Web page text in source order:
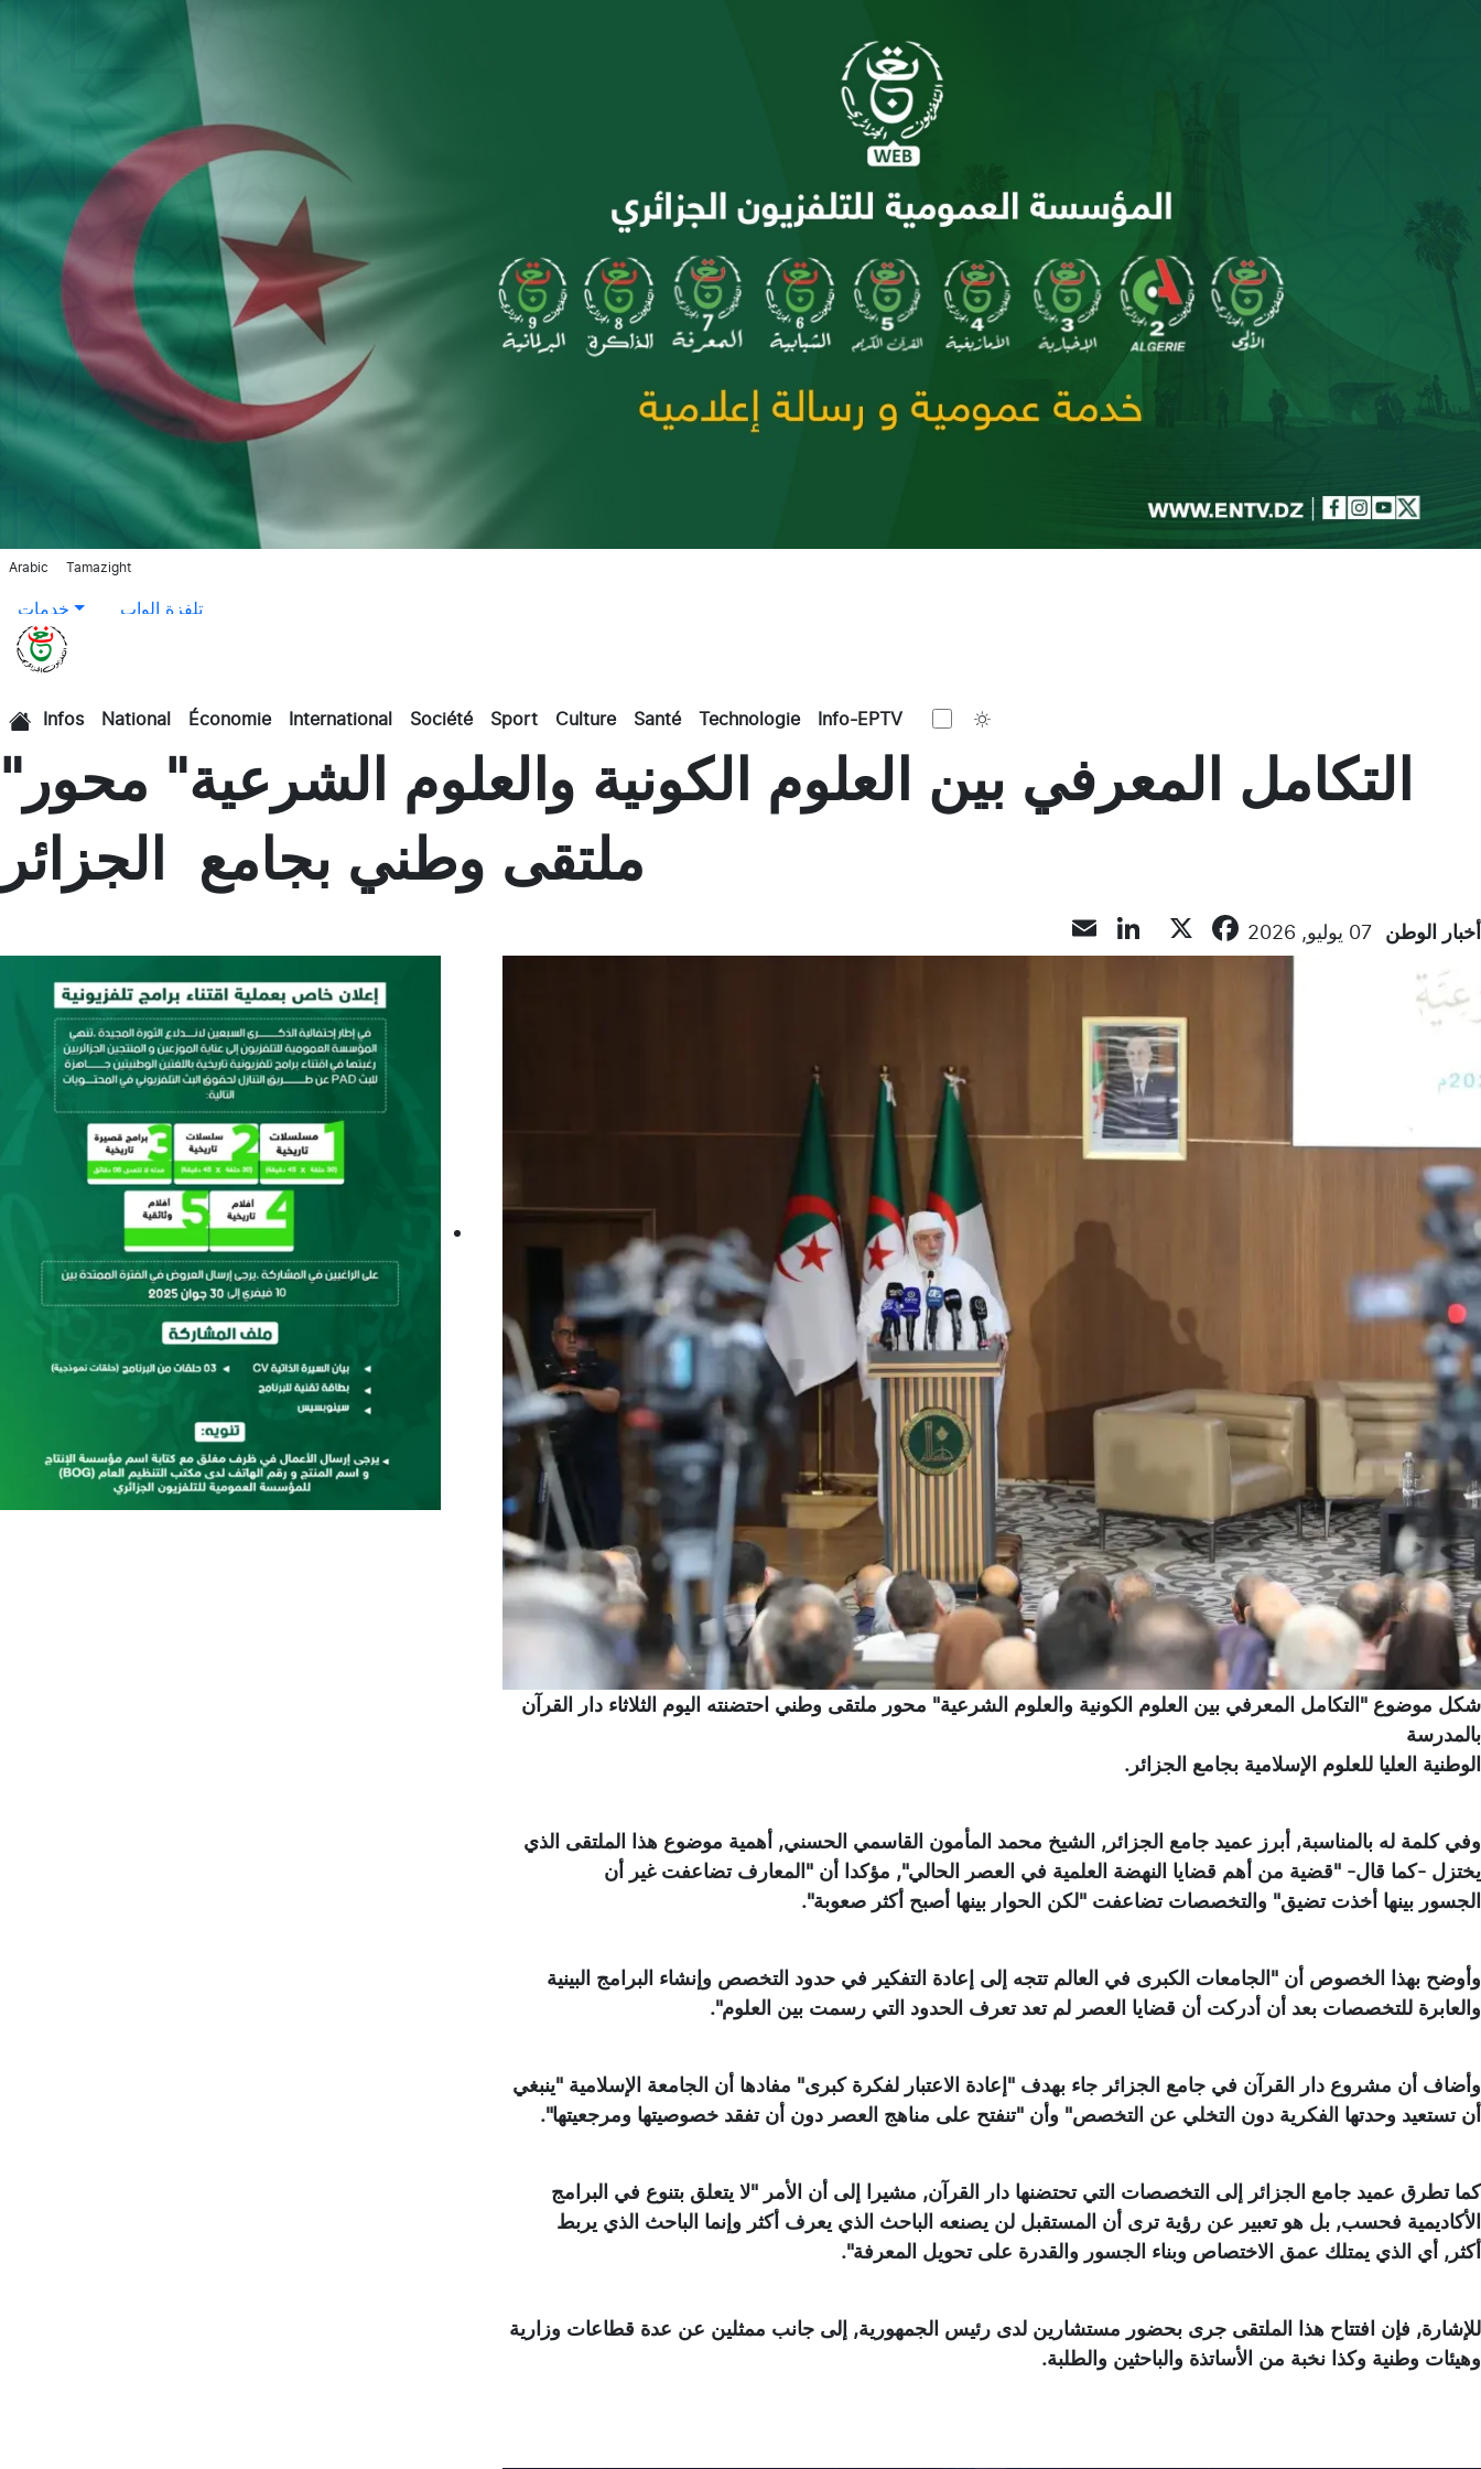
Aller au contenu principal
Arabic Tamazight
خدمات تلفزة الواب
الرئيسية
Infos National Économie International Société Sport Culture Santé Technologie Info-EPTV
"التكامل المعرفي بين العلوم الكونية والعلوم الشرعية" محور
ملتقى وطني بجامع الجزائر
أخبار الوطن 07 يوليو, 2026 Facebook
LinkedIn
شكل موضوع "التكامل المعرفي بين العلوم الكونية والعلوم الشرعية" محور ملتقى وطني احتضنته اليوم الثلاثاء دار القرآن
بالمدرسة
الوطنية العليا للعلوم الإسلامية بجامع الجزائر.
وفي كلمة له بالمناسبة, أبرز عميد جامع الجزائر, الشيخ محمد المأمون القاسمي الحسني, أهمية موضوع هذا الملتقى الذي
يختزل -كما قال- "قضية من أهم قضايا النهضة العلمية في العصر الحالي", مؤكدا أن "المعارف تضاعفت غير أن
الجسور بينها أخذت تضيق" والتخصصات تضاعفت "لكن الحوار بينها أصبح أكثر صعوبة".
وأوضح بهذا الخصوص أن "الجامعات الكبرى في العالم تتجه إلى إعادة التفكير في حدود التخصص وإنشاء البرامج البينية
والعابرة للتخصصات بعد أن أدركت أن قضايا العصر لم تعد تعرف الحدود التي رسمت بين العلوم".
وأضاف أن مشروع دار القرآن في جامع الجزائر جاء بهدف "إعادة الاعتبار لفكرة كبرى" مفادها أن الجامعة الإسلامية "ينبغي
أن تستعيد وحدتها الفكرية دون التخلي عن التخصص" وأن "تنفتح على مناهج العصر دون أن تفقد خصوصيتها ومرجعيتها".
كما تطرق عميد جامع الجزائر إلى التخصصات التي تحتضنها دار القرآن, مشيرا إلى أن الأمر "لا يتعلق بتنوع في البرامج
الأكاديمية فحسب, بل هو تعبير عن رؤية ترى أن المستقبل لن يصنعه الباحث الذي يعرف أكثر وإنما الباحث الذي يربط
أكثر, أي الذي يمتلك عمق الاختصاص وبناء الجسور والقدرة على تحويل المعرفة".
للإشارة, فإن افتتاح هذا الملتقى جرى بحضور مستشارين لدى رئيس الجمهورية, إلى جانب ممثلين عن عدة قطاعات وزارية
وهيئات وطنية وكذا نخبة من الأساتذة والباحثين والطلبة.